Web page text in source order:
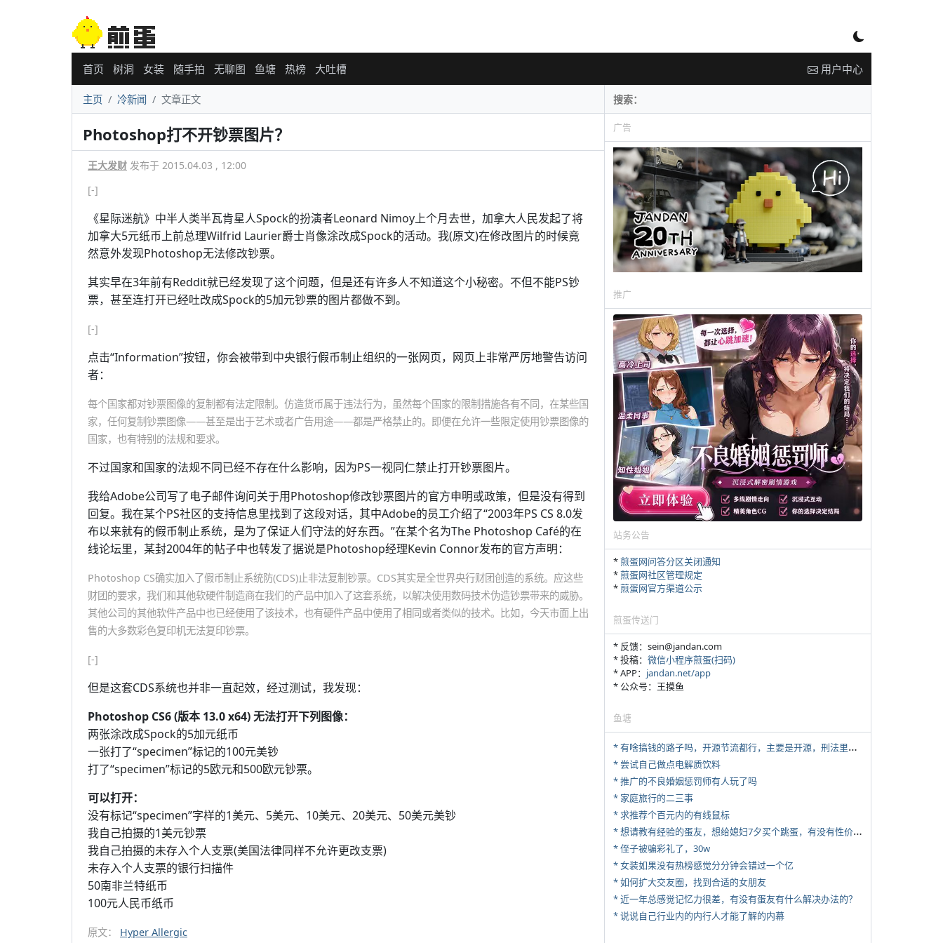
首页 树洞 女装 随手拍 无聊图 鱼塘 热榜 大吐槽 用户中心
主页 冷新闻 文章正文
Photoshop打不开钞票图片？
王大发财 发布于 2015.04.03 , 12:00
[-]
《星际迷航》中半人类半瓦肯星人Spock的扮演者Leonard Nimoy上个月去世，加拿大人民发起了将
加拿大5元纸币上前总理Wilfrid Laurier爵士肖像涂改成Spock的活动。我(原文)在修改图片的时候竟
然意外发现Photoshop无法修改钞票。
其实早在3年前有Reddit就已经发现了这个问题，但是还有许多人不知道这个小秘密。不但不能PS钞
票，甚至连打开已经吐改成Spock的5加元钞票的图片都做不到。
[-]
点击“Information”按钮，你会被带到中央银行假币制止组织的一张网页，网页上非常严厉地警告访问
者：
每个国家都对钞票图像的复制都有法定限制。仿造货币属于违法行为，虽然每个国家的限制措施各有不同，在某些国
家，任何复制钞票图像——甚至是出于艺术或者广告用途——都是严格禁止的。即便在允许一些限定使用钞票图像的
国家，也有特别的法规和要求。
不过国家和国家的法规不同已经不存在什么影响，因为PS一视同仁禁止打开钞票图片。
我给Adobe公司写了电子邮件询问关于用Photoshop修改钞票图片的官方申明或政策，但是没有得到
回复。我在某个PS社区的支持信息里找到了这段对话，其中Adobe的员工介绍了“2003年PS CS 8.0发
布以来就有的假币制止系统，是为了保证人们守法的好东西。”在某个名为The Photoshop Café的在
线论坛里，某封2004年的帖子中也转发了据说是Photoshop经理Kevin Connor发布的官方声明：
Photoshop CS确实加入了假币制止系统防(CDS)止非法复制钞票。CDS其实是全世界央行财团创造的系统。应这些
财团的要求，我们和其他软硬件制造商在我们的产品中加入了这套系统，以解决使用数码技术伪造钞票带来的威胁。
其他公司的其他软件产品中也已经使用了该技术，也有硬件产品中使用了相同或者类似的技术。比如，今天市面上出
售的大多数彩色复印机无法复印钞票。
[-]
但是这套CDS系统也并非一直起效，经过测试，我发现：
Photoshop CS6 (版本 13.0 x64) 无法打开下列图像：
两张涂改成Spock的5加元纸币
一张打了“specimen”标记的100元美钞
打了“specimen”标记的5欧元和500欧元钞票。
可以打开：
没有标记“specimen”字样的1美元、5美元、10美元、20美元、50美元美钞
我自己拍摄的1美元钞票
我自己拍摄的未存入个人支票(美国法律同样不允许更改支票)
未存入个人支票的银行扫描件
50南非兰特纸币
100元人民币纸币
原文： Hyper Allergic
广告
推广
站务公告
*煎蛋网问答分区关闭通知
*煎蛋网社区管理规定
*煎蛋网官方渠道公示
煎蛋传送门
* 反馈：sein@jandan.com
* 投稿： 微信小程序煎蛋(扫码)
* APP： jandan.net/app
* 公众号：王摸鱼
鱼塘
*
有啥搞钱的路子吗，开源节流都行，主要是开源，刑法里的咱不做
* 尝试自己做点电解质饮料
* 推广的不良婚姻惩罚师有人玩了吗
* 家庭旅行的二三事
* 求推荐个百元内的有线鼠标
*
想请教有经验的蛋友，想给媳妇7夕买个跳蛋，有没有性价比高的推荐
* 侄子被骗彩礼了，30w
* 女装如果没有热榜感觉分分钟会错过一个亿
* 如何扩大交友圈，找到合适的女朋友
* 近一年总感觉记忆力很差，有没有蛋友有什么解决办法的？
* 说说自己行业内的内行人才能了解的内幕